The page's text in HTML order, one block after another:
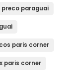
preco paraguai
paris corner
paris corner